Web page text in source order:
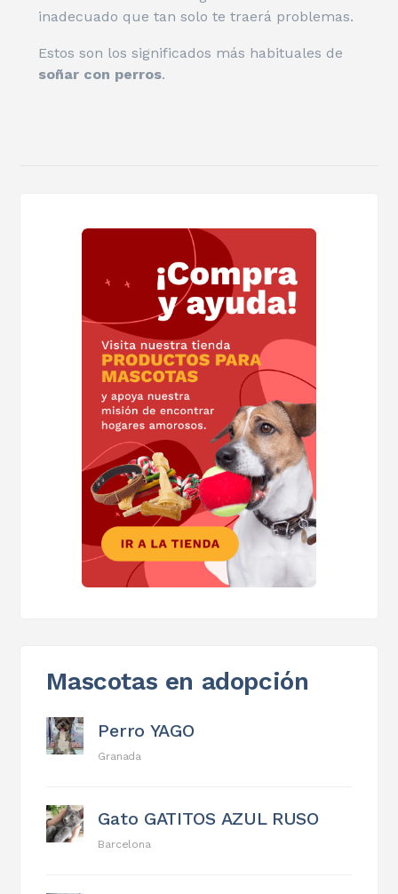
inadecuado que tan solo te traerá problemas.
Estos son los significados más habituales de
soñar con perros.
Mascotas en adopción
Perro YAGO
Granada
Gato GATITOS AZUL RUSO
Barcelona